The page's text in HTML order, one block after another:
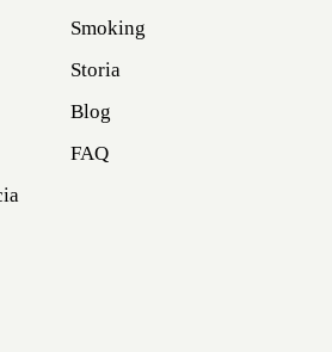
Smoking
Storia
Blog
FAQ